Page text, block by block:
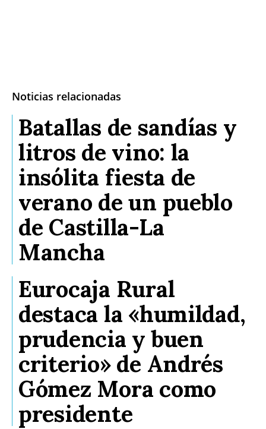
Noticias relacionadas
Batallas de sandías y
litros de vino: la
insólita fiesta de
verano de un pueblo
de Castilla-La
Mancha
Eurocaja Rural
destaca la «humildad,
prudencia y buen
criterio» de Andrés
Gómez Mora como
presidente